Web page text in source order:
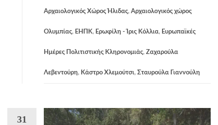
Αρχαιολογικός Χώρος Ήλιδας, Αρχαιολογικός χώρος
Ολυμπίας, ΕΗΠΚ, Ερωφίλη - Ίρις Κόλλια, Ευρωπαϊκές
Ημέρες Πολιτιστικής Κληρονομιάς, Ζαχαρούλα
Λεβεντούρη, Κάστρο Χλεμούτσι, Σταυρούλα Γιαννούλη
31